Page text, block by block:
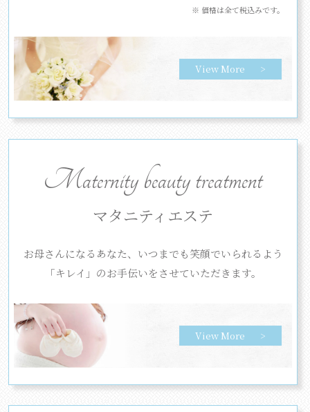
※ 価格は全て税込みです。
View More
Maternity beauty treatment
マタニティエステ
お母さんになるあなた、いつまでも笑顔でいられるよう
「キレイ」のお手伝いをさせていただきます。
View More